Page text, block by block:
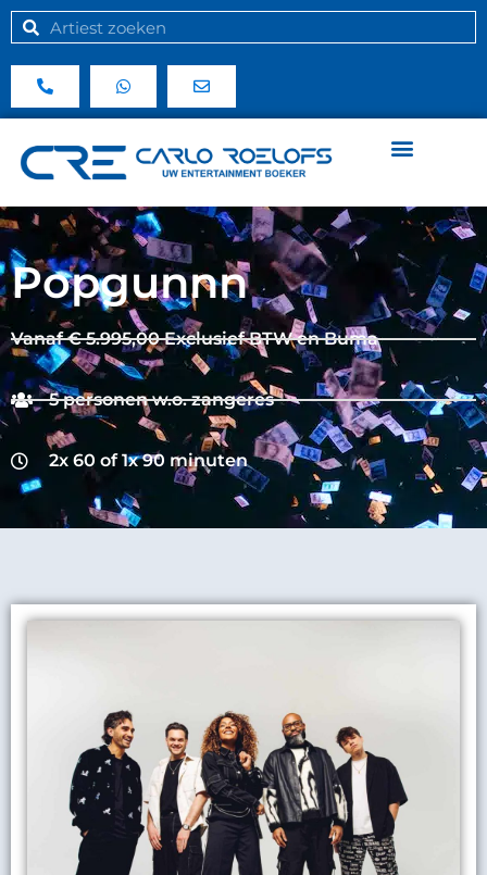
Popgunnn
Vanaf € 5.995,00 Exclusief BTW en Buma
5 personen w.o. zangeres
2x 60 of 1x 90 minuten